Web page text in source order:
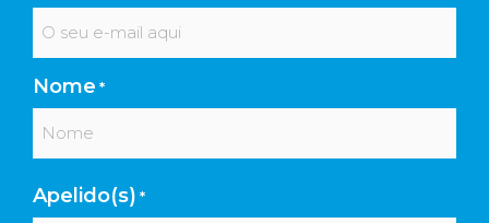
Nome *
Apelido(s) *